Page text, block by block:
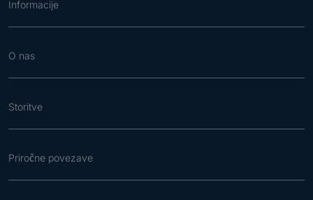
Informacije
O nas
Storitve
Priročne povezave